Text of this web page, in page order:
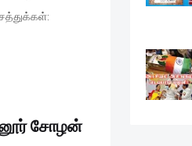
சோழன்